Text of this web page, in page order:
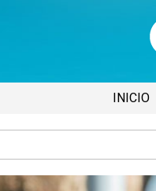
INICIO